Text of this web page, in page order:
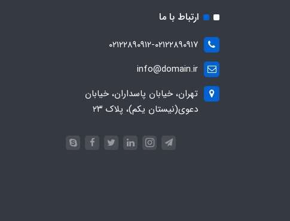
ارتباط با ما
۰۲۱۲۲۸۹۰۹۱۲-۰۲۱۲۲۸۹۰۹۱۷
info@domain.ir
تهران، خیابان پاسداران، خیابان
دعوی(نیستان یکم)، پلاک ۲۳